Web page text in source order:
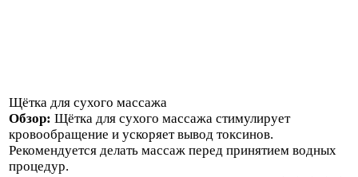
Щётка для сухого массажа
Обзор: Щётка для сухого массажа стимулирует
кровообращение и ускоряет вывод токсинов.
Рекомендуется делать массаж перед принятием водных
процедур.